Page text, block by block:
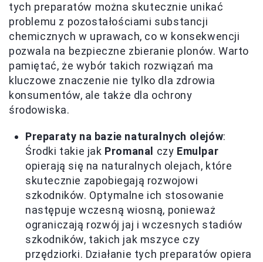
tych preparatów można skutecznie unikać
problemu z pozostałościami substancji
chemicznych w uprawach, co w konsekwencji
pozwala na bezpieczne zbieranie plonów. Warto
pamiętać, że wybór takich rozwiązań ma
kluczowe znaczenie nie tylko dla zdrowia
konsumentów, ale także dla ochrony
środowiska.
Preparaty na bazie naturalnych olejów:
Środki takie jak Promanal czy Emulpar
opierają się na naturalnych olejach, które
skutecznie zapobiegają rozwojowi
szkodników. Optymalne ich stosowanie
następuje wczesną wiosną, ponieważ
ograniczają rozwój jaj i wczesnych stadiów
szkodników, takich jak mszyce czy
przędziorki. Działanie tych preparatów opiera